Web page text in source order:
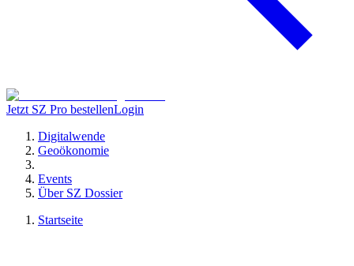
Jetzt SZ Pro bestellenLogin
Digitalwende
Geoökonomie
Events
Über SZ Dossier
Startseite